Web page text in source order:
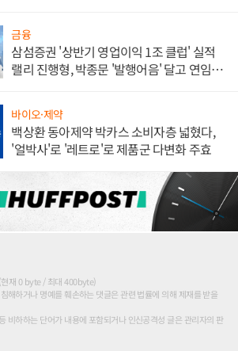
금융
삼섬증권 '상반기 영업이익 1조 클럽' 실적
랠리 진행형, 박종문 '발행어음' 달고 연임 향
바이오·제약
백상환 동아제약 박카스 소비자층 넓혔다,
'얼박사'로 '레트로'로 제품군 다변화 주효
현재 0 byte / 최대 400byte)
해하거나 명예를 훼손하는 댓글은 관련 법률에 의해 제재를 받을
비하하는 단어가 내용에 포함되거나 인신공격성 글은 관리자의 판